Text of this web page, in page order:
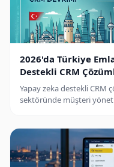
2026'da Türkiye
Destekli CRM
Yapay zeka destekli CRM
sektöründe müşteri